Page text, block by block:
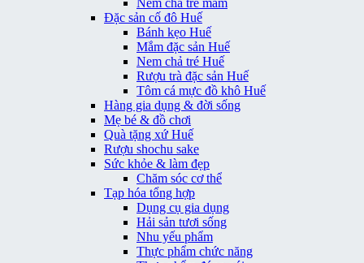
Đặc sản cố đô Huế
Bánh kẹo Huế
Mắm đặc sản Huế
Nem chả tré Huế
Rượu trà đặc sản Huế
Tôm cá mực đồ khô Huế
Hàng gia dụng & đời sống
Mẹ bé & đồ chơi
Quà tặng xứ Huế
Rượu shochu sake
Sức khỏe & làm đẹp
Chăm sóc cơ thể
Tạp hóa tổng hợp
Dụng cụ gia dụng
Hải sản tươi sống
Nhu yếu phẩm
Thực phẩm chức năng